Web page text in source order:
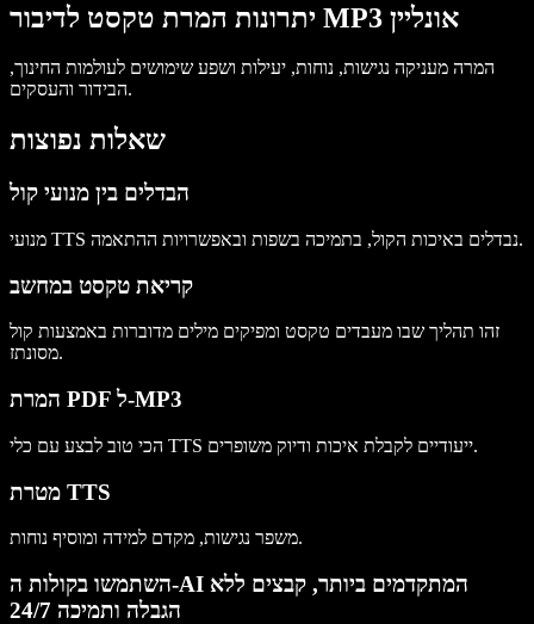
יתרונות המרת טקסט לדיבור MP3 אונליין
המרה מעניקה נגישות, נוחות, יעילות ושפע שימושים לעולמות החינוך,
הבידור והעסקים.
שאלות נפוצות
הבדלים בין מנועי קול
מנועי TTS נבדלים באיכות הקול, בתמיכה בשפות ובאפשרויות ההתאמה.
קריאת טקסט במחשב
זהו תהליך שבו מעבדים טקסט ומפיקים מילים מדוברות באמצעות קול
מסונתז.
המרת PDF ל-MP3
הכי טוב לבצע עם כלי TTS ייעודיים לקבלת איכות ודיוק משופרים.
מטרת TTS
משפר נגישות, מקדם למידה ומוסיף נוחות.
השתמשו בקולות ה-AI המתקדמים ביותר, קבצים ללא
הגבלה ותמיכה 24/7